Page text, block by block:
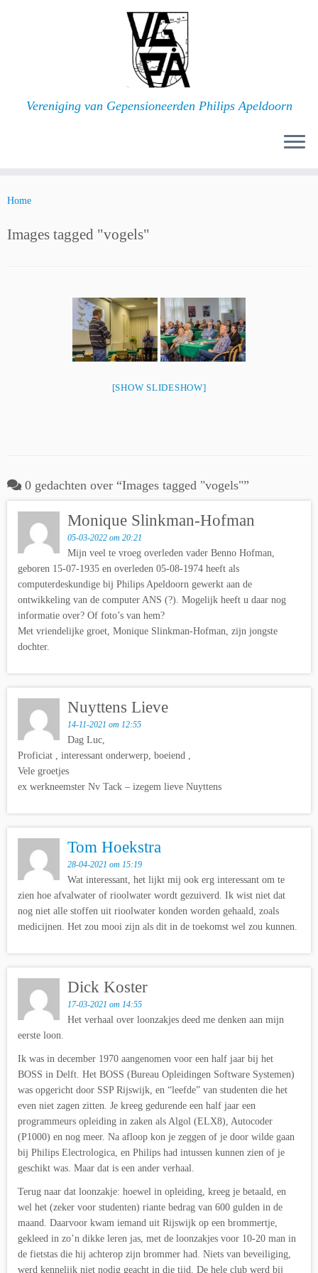
Vereniging van Gepensioneerden Philips Apeldoorn
Home
Images tagged "vogels"
[SHOW SLIDESHOW]
0 gedachten over “Images tagged "vogels"”
Monique Slinkman-Hofman
05-03-2022 om 20:21
Mijn veel te vroeg overleden vader Benno Hofman,
geboren 15-07-1935 en overleden 05-08-1974 heeft als
computerdeskundige bij Philips Apeldoorn gewerkt aan de
ontwikkeling van de computer ANS (?). Mogelijk heeft u daar nog
informatie over? Of foto’s van hem?
Met vriendelijke groet, Monique Slinkman-Hofman, zijn jongste
dochter.
Nuyttens Lieve
14-11-2021 om 12:55
Dag Luc,
Proficiat , interessant onderwerp, boeiend ,
Vele groetjes
ex werkneemster Nv Tack – izegem lieve Nuyttens
Tom Hoekstra
28-04-2021 om 15:19
Wat interessant, het lijkt mij ook erg interessant om te
zien hoe afvalwater of rioolwater wordt gezuiverd. Ik wist niet dat
nog niet alle stoffen uit rioolwater konden worden gehaald, zoals
medicijnen. Het zou mooi zijn als dit in de toekomst wel zou kunnen.
Dick Koster
17-03-2021 om 14:55
Het verhaal over loonzakjes deed me denken aan mijn
eerste loon.
Ik was in december 1970 aangenomen voor een half jaar bij het
BOSS in Delft. Het BOSS (Bureau Opleidingen Software Systemen)
was opgericht door SSP Rijswijk, en “leefde” van studenten die het
even niet zagen zitten. Je kreeg gedurende een half jaar een
programmeurs opleiding in zaken als Algol (ELX8), Autocoder
(P1000) en nog meer. Na afloop kon je zeggen of je door wilde gaan
bij Philips Electrologica, en Philips had intussen kunnen zien of je
geschikt was. Maar dat is een ander verhaal.
Terug naar dat loonzakje: hoewel in opleiding, kreeg je betaald, en
wel het (zeker voor studenten) riante bedrag van 600 gulden in de
maand. Daarvoor kwam iemand uit Rijswijk op een brommertje,
gekleed in zo’n dikke leren jas, met de loonzakjes voor 10-20 man in
de fietstas die hij achterop zijn brommer had. Niets van beveiliging,
werd kennelijk niet nodig geacht in die tijd. De hele club werd bij